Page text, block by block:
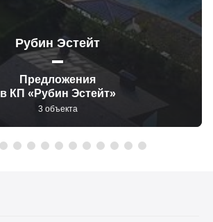
Рубин Эстейт
Предложения
в КП «Рубин Эстейт»
3 объекта